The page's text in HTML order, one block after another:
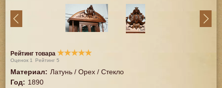
Рейтинг товара ★★★★★
Оценок 1 Рейтинг5
Материал: Латунь / Орех / Стекло
Год: 1890